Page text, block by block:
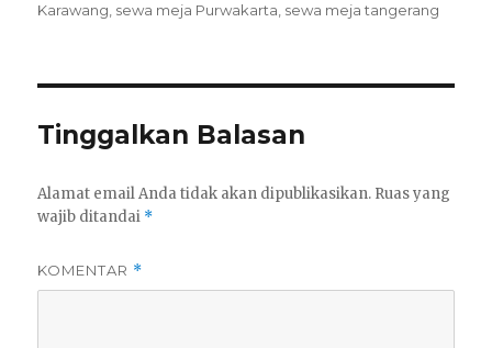
Karawang sewa meja Purwakarta sewa meja tangerang
Tinggalkan Balasan
Alamat email Anda tidak akan dipublikasikan. Ruas yang
wajib ditandai *
KOMENTAR *